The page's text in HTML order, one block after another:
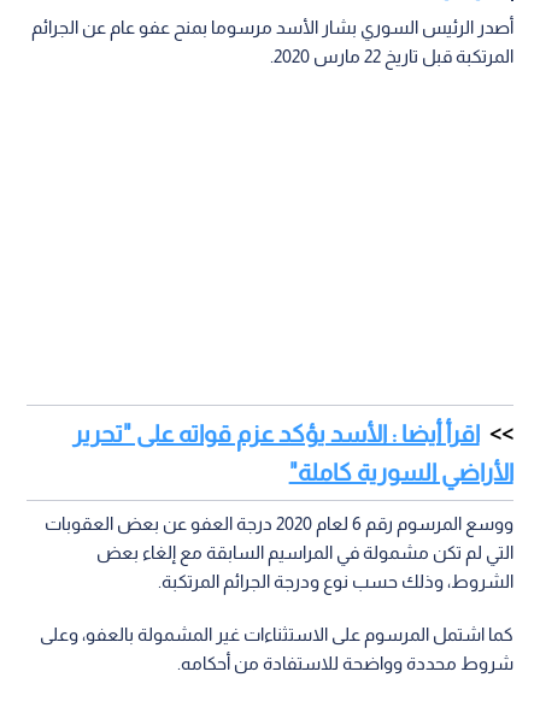
أصدر الرئيس السوري بشار الأسد مرسوما بمنح عفو عام عن الجرائم
المرتكبة قبل تاريخ 22 مارس 2020.
اقرأ أيضا : الأسد يؤكد عزم قواته على "تحرير
الأراضي السورية كاملة"
ووسع المرسوم رقم 6 لعام 2020 درجة العفو عن بعض العقوبات
التي لم تكن مشمولة في المراسيم السابقة مع إلغاء بعض
الشروط، وذلك حسب نوع ودرجة الجرائم المرتكبة.
كما اشتمل المرسوم على الاستثناءات غير المشمولة بالعفو، وعلى
شروط محددة وواضحة للاستفادة من أحكامه.